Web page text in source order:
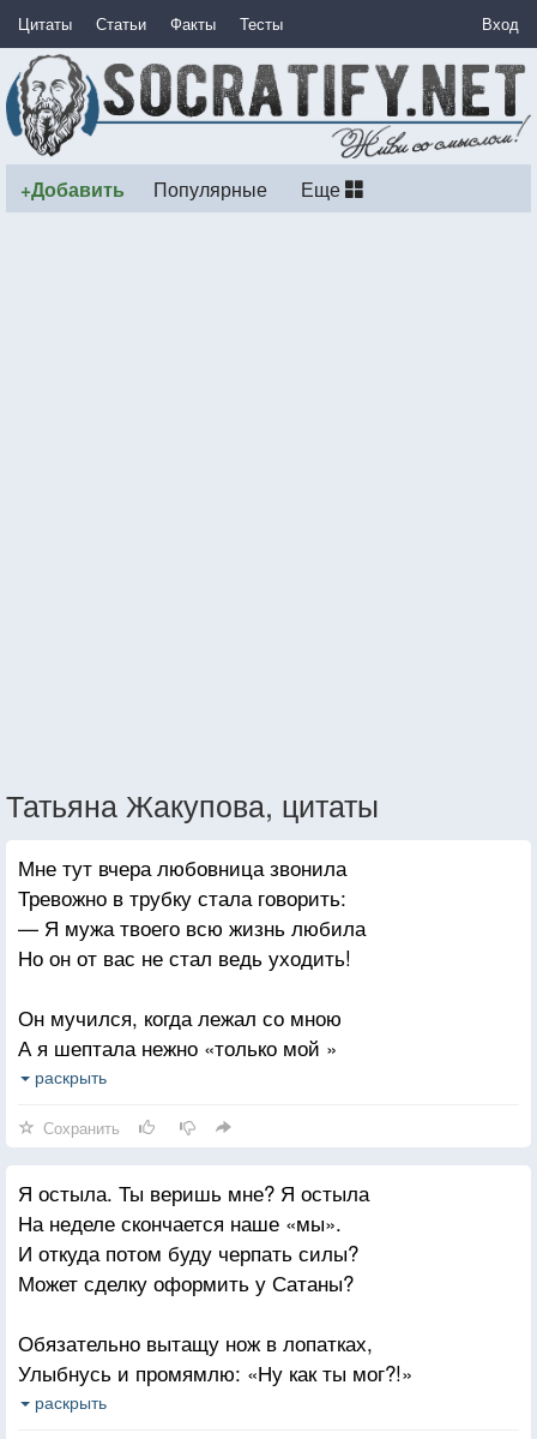
Цитаты Статьи Факты Тесты Вход
+Добавить Популярные Еще
Татьяна Жакупова, цитаты
Мне тут вчера любовница звонила
Тревожно в трубку стала говорить:
— Я мужа твоего всю жизнь любила
Но он от вас не стал ведь уходить!
Он мучился, когда лежал со мною
А я шептала нежно «только мой »
За это я наказана судьбою
Каким был мужем — этого не знаю
Любовник превосходный — это да!
Я счастья вам семейного желаю,
Прости, и не держи на нас ты зла
Уверенно и бойко начала:
— Я счастья у тебя не забирала-
Он сам пришел Прости, что приняла!
раскрыть
Сохранить
Я остыла. Ты веришь мне? Я остыла
На неделе скончается наше «мы».
И откуда потом буду черпать силы?
Может сделку оформить у Сатаны?
Обязательно вытащу нож в лопатках,
Улыбнусь и промямлю: «Ну как ты мог?!»
У меня вся душа лишь в одних заплатках.
раскрыть